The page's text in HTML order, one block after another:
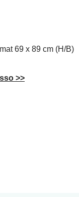
69 x 89 cm (H/B)
>>